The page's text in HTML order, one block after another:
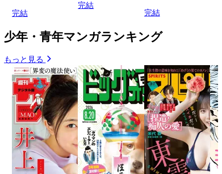
完結
完結
完結
少年・青年マンガランキング
もっと見る